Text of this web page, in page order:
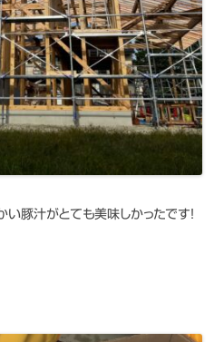
豚汁がとても美味しかったです！